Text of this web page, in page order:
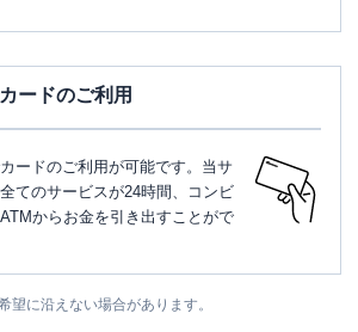
ードのご利用
ードのご利用が可能です。当サ
てのサービスが24時間、コンビ
からお金を引き出すことがで
望に沿えない場合があります。